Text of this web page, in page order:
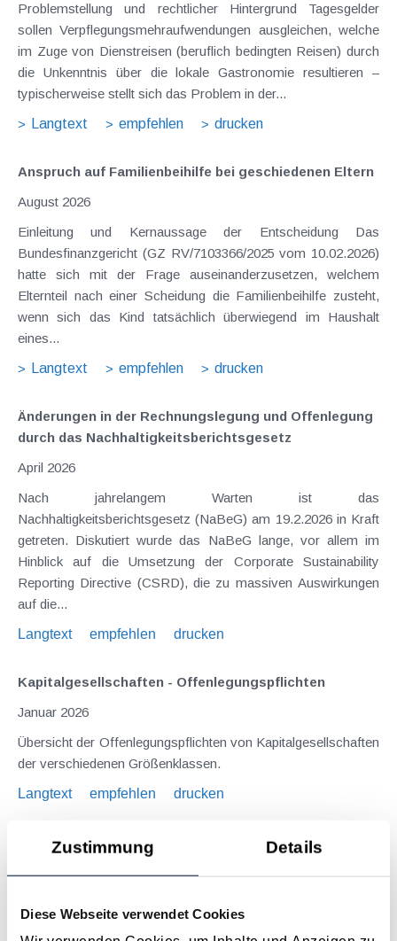
Zustimmung Details
Diese Webseite verwendet Cookies
Problemstellung und rechtlicher Hintergrund Tagesgelder
sollen Verpflegungsmehraufwendungen ausgleichen, welche
im Zuge von Dienstreisen (beruflich bedingten Reisen) durch
die Unkenntnis über die lokale Gastronomie resultieren –
typischerweise stellt sich das Problem in der...
Langtext
empfehlen drucken
Anspruch auf Familienbeihilfe bei geschiedenen Eltern
August 2026
Einleitung und Kernaussage der Entscheidung Das
Bundesfinanzgericht (GZ RV/7103366/2025 vom 10.02.2026)
hatte sich mit der Frage auseinanderzusetzen, welchem
Elternteil nach einer Scheidung die Familienbeihilfe zusteht,
wenn sich das Kind tatsächlich überwiegend im Haushalt
eines...
Langtext
empfehlen drucken
Änderungen in der Rechnungslegung und Offenlegung
durch das Nachhaltigkeits­berichts­gesetz
April 2026
Nach jahrelangem Warten ist das
Nachhaltigkeitsberichtsgesetz (NaBeG) am 19.2.2026 in Kraft
getreten. Diskutiert wurde das NaBeG lange, vor allem im
Hinblick auf die Umsetzung der Corporate Sustainability
Reporting Directive (CSRD), die zu massiven Auswirkungen
auf die...
Langtext
empfehlen drucken
Kapitalgesellschaften - Offenlegungspflichten
Januar 2026
Übersicht der Offenlegungspflichten von Kapitalgesellschaften
der verschiedenen Größenklassen.
Langtext
empfehlen drucken
Nichtfinanzielle Berichterstattung - Nicht nur für
Der Wert eines Unternehmens lässt sich schon lange nicht